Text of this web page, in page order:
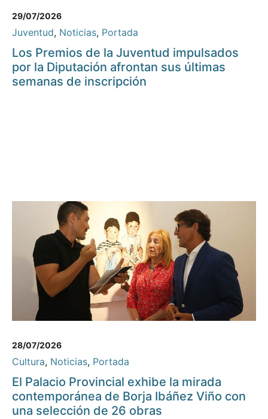
29/07/2026
Juventud, Noticias, Portada
Los Premios de la Juventud impulsados
por la Diputación afrontan sus últimas
semanas de inscripción
28/07/2026
Cultura, Noticias, Portada
El Palacio Provincial exhibe la mirada
contemporánea de Borja Ibáñez Viño con
una selección de 26 obras